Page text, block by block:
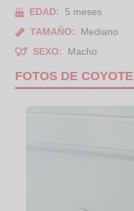
EDAD:
5 meses
TAMAÑO:
Mediano
SEXO:
Macho
FOTOS DE COYOTE